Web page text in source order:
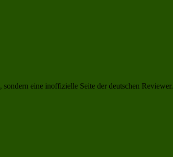
, sondern eine inoffizielle Seite der deutschen Reviewer.